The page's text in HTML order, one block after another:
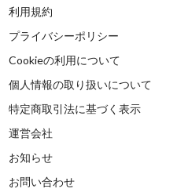
利用規約
プライバシーポリシー
Cookieの利用について
個人情報の取り扱いについて
特定商取引法に基づく表示
運営会社
お知らせ
お問い合わせ